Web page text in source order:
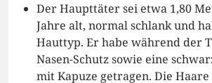
Der Haupttäter sei etwa 1,80
Jahre alt, normal schlank und
Hauttyp. Er habe während der
Nasen-Schutz sowie eine
mit Kapuze getragen. Die